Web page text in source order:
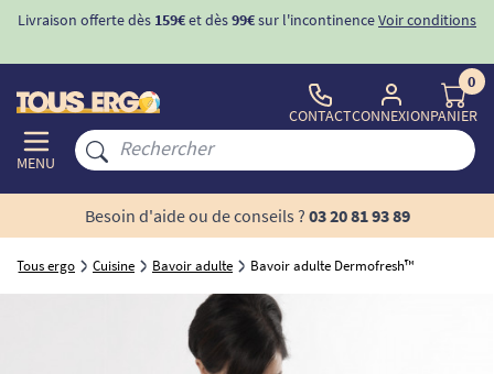
Livraison offerte dès 159€et dès99€sur l'incontinenceVoir conditions
MENU
CONTACTCONNEXION
0
PANIER
Besoin d'aide ou de conseils ? 03 20 81 93 89
Tous ergo Cuisine Bavoir adulte Bavoir adulte Dermofresh™